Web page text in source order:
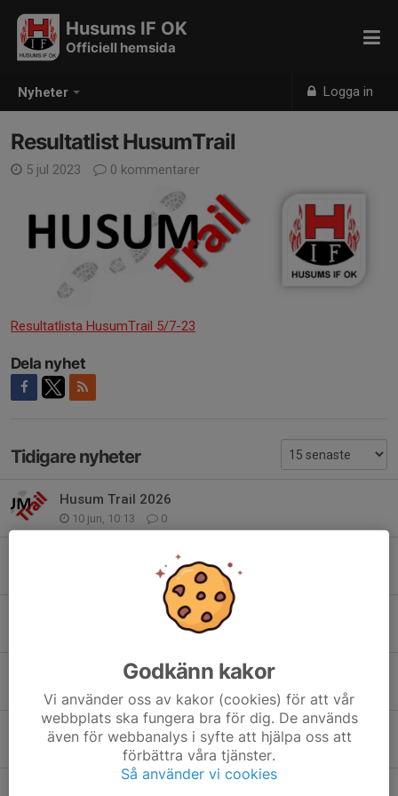
Nyheter Logga in
Husums IF OK
Officiell hemsida
Resultatlist HusumTrail
5 jul 2023 0 kommentarer
Resultatlista HusumTrail 5/7-23
Dela nyhet
Tidigare nyheter
Husum Trail 2026
10 jun, 10:13 0
Träningar våren 2026
0
Nu startar vår träningverksamhet!
Årsmöte 30 mars
28 feb, 08:26
Hösten träningar
10 aug 2025 0
Godkänn kakor
Vi använder oss av kakor (cookies) för att vår
webbplats ska fungera bra för dig. De används
även för webbanalys i syfte att hjälpa oss att
förbättra våra tjänster.
Så använder vi cookies